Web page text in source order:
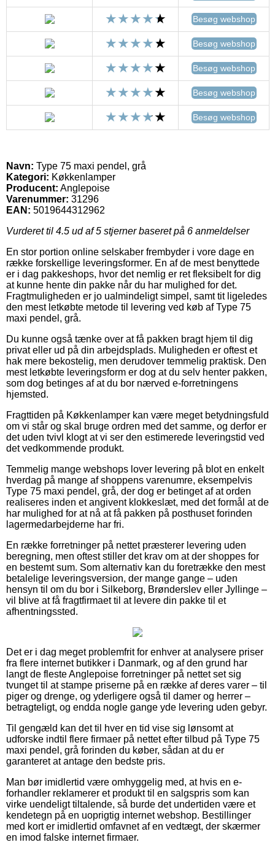
Besøg webshop
Besøg webshop
Besøg webshop
Besøg webshop
Besøg webshop
Navn: Type 75 maxi pendel, grå
Kategori: Køkkenlamper
Producent: Anglepoise
Varenummer: 31296
EAN: 5019644312962
Vurderet til 4.5 ud af 5 stjerner baseret på 6 anmeldelser
En stor portion online selskaber frembyder i vore dage en
række forskellige leveringsformer. En af de mest benyttede
er i dag pakkeshops, hvor det nemlig er ret fleksibelt for dig
at kunne hente din pakke når du har mulighed for det.
Fragtmuligheden er jo ualmindeligt simpel, samt tit ligeledes
den mest letkøbte metode til levering ved køb af Type 75
maxi pendel, grå.
Du kunne også tænke over at få pakken bragt hjem til dig
privat eller ud på din arbejdsplads. Muligheden er oftest et
hak mere bekostelig, men derudover temmelig praktisk. Den
mest letkøbte leveringsform er dog at du selv henter pakken,
som dog betinges af at du bor nærved e-forretningens
hjemsted.
Fragttiden på Køkkenlamper kan være meget betydningsfuld
om vi står og skal bruge ordren med det samme, og derfor er
det uden tvivl klogt at vi ser den estimerede leveringstid ved
det vedkommende produkt.
Temmelig mange webshops lover levering på blot en enkelt
hverdag på mange af shoppens varenumre, eksempelvis
Type 75 maxi pendel, grå, der dog er betinget af at orden
realiseres inden et angivent klokkeslæt, med det formål at de
har mulighed for at nå at få pakken på posthuset forinden
lagermedarbejderne har fri.
En række forretninger på nettet præsterer levering uden
beregning, men oftest stiller det krav om at der shoppes for
en bestemt sum. Som alternativ kan du foretrække den mest
betalelige leveringsversion, der mange gange – uden
hensyn til om du bor i Silkeborg, Brønderslev eller Jyllinge –
vil blive at få fragtfirmaet til at levere din pakke til et
afhentningssted.
Det er i dag meget problemfrit for enhver at analysere priser
fra flere internet butikker i Danmark, og af den grund har
langt de fleste Anglepoise forretninger på nettet set sig
tvunget til at stampe priserne på en række af deres varer – til
piger og drenge, og yderligere også til damer og herrer –
betragteligt, og endda nogle gange yde levering uden gebyr.
Til gengæld kan det til hver en tid vise sig lønsomt at
udforske indtil flere firmaer på nettet efter tilbud på Type 75
maxi pendel, grå forinden du køber, sådan at du er
garanteret at antage den bedste pris.
Man bør imidlertid være omhyggelig med, at hvis en e-
forhandler reklamerer et produkt til en salgspris som kan
virke uendeligt tiltalende, så burde det undertiden være et
kendetegn på en uoprigtig internet webshop. Bestillinger
med kort er imidlertid omfavnet af en vedtægt, der skærmer
en imod falske internet firmaer.